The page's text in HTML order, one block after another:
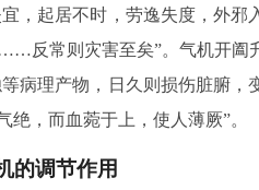
，起居不时，劳逸失度，外邪
反常则灾害至矣”。气机开阖
病理产物，日久则损伤脏腑，
，而血菀于上，使人薄厥”。
的调节作用